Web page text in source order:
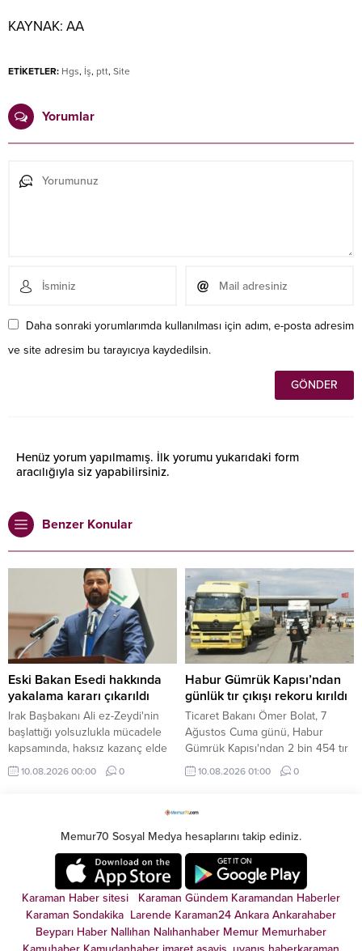
KAYNAK: AA
ETİKETLER: Hgs, İş, ptt, Site
Yorumlar
Daha sonraki yorumlarımda kullanılması için adım, e-posta adresim
ve site adresim bu tarayıcıya kaydedilsin.
Henüz yorum yapılmamış. İlk yorumu yukarıdaki form
aracılığıyla siz yapabilirsiniz.
Benzer Konular
Eski Bakan Esedi hakkında
yakalama kararı çıkarıldı
Irak Başbakanı Ali ez-Zeydi'nin
başlattığı yolsuzlukla mücadele
kapsamında, haksız kazanç elde
ettiği iddiasıyla eski bir bakan
hakkında yakalama kararı
10.08.2026 00:00 0
Habur Gümrük Kapısı’ndan
günlük tır çıkışı rekoru kırıldı
Ticaret Bakanı Ömer Bolat, 7
Ağustos Cuma günü, Habur
Gümrük Kapısı'ndan 2 bin 454 tır
çıkışıyla, bu yıla ilişkin günlük tır
çıkış rekorunun kırıldığını kaydetti.
10.08.2026 01:00 0
Memur70 Sosyal Medya hesaplarını takip ediniz.
Karaman Haber sitesi Karaman Gündem Karamandan Haberler
Karaman Sondakika Larende Karaman24 Ankara Ankarahaber
Beyparı Haber Nallıhan Nalıhanhaber Memur Memurhaber